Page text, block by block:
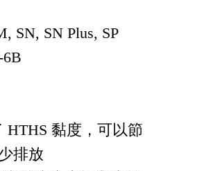
SN, SN Plus, SP
6B
HTHS 黏度，可以節
排放